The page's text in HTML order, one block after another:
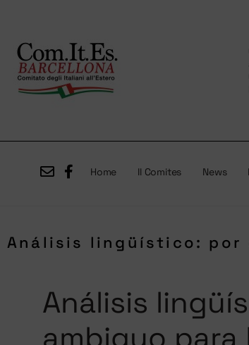
Home Il Comites News
Análisis lingüístico: por
Análisis